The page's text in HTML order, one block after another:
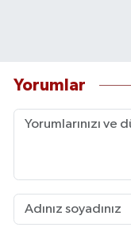
Yorumlar